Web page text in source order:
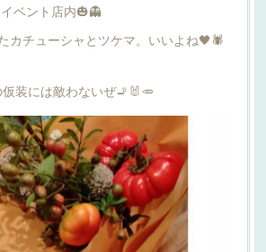
ベント店内🎃👻
チューシャとツケマ。いいよね🖤🕷
装には敵わないぜ🚬🐰🥕